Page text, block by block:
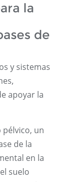
la
de
y sistemas
apoyar la
pélvico, un
de la
en la
suelo